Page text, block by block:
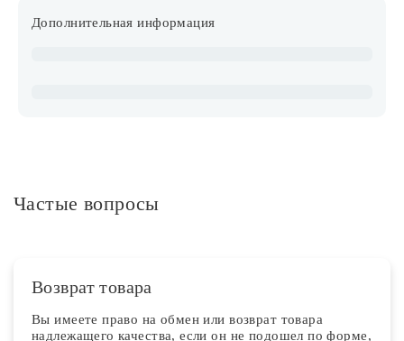
Дополнительная информация
Частые вопросы
Возврат товара
Вы имеете право на обмен или возврат товара
надлежащего качества, если он не подошел по форме,